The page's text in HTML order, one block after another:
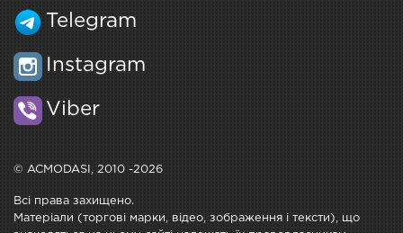
Telegram
Instagram
Viber
© ACMODASI, 2010 -2026
Всі права захищено.
Матеріали (торгові марки, відео, зображення і тексти), що